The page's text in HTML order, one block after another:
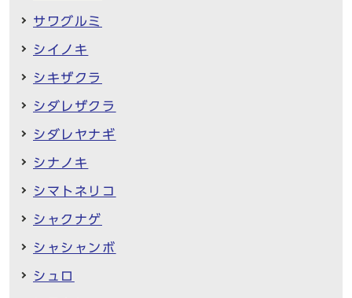
サワグルミ
シイノキ
シキザクラ
シダレザクラ
シダレヤナギ
シナノキ
シマトネリコ
シャクナゲ
シャシャンボ
シュロ